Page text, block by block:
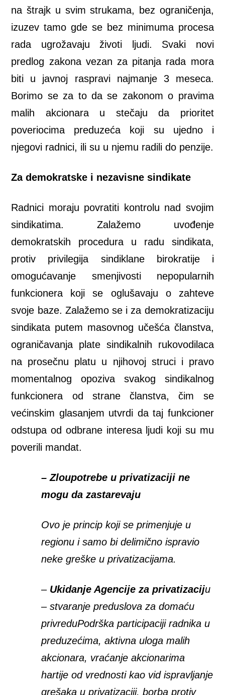
na štrajk u svim strukama, bez ograničenja,
izuzev tamo gde se bez minimuma procesa
rada ugrožavaju životi ljudi. Svaki novi
predlog zakona vezan za pitanja rada mora
biti u javnoj raspravi najmanje 3 meseca.
Borimo se za to da se zakonom o pravima
malih akcionara u stečaju da prioritet
poveriocima preduzeća koji su ujedno i
njegovi radnici, ili su u njemu radili do penzije.
Za demokratske i nezavisne sindikate
Radnici moraju povratiti kontrolu nad svojim
sindikatima. Zalažemo uvođenje
demokratskih procedura u radu sindikata,
protiv privilegija sindiklane birokratije i
omogućavanje smenjivosti nepopularnih
funkcionera koji se oglušavaju o zahteve
svoje baze. Zalažemo se i za demokratizaciju
sindikata putem masovnog učešća članstva,
ograničavanja plate sindikalnih rukovodilaca
na prosečnu platu u njihovoj struci i pravo
momentalnog opoziva svakog sindikalnog
funkcionera od strane članstva, čim se
većinskim glasanjem utvrdi da taj funkcioner
odstupa od odbrane interesa ljudi koji su mu
poverili mandat.
– Zloupotrebe u privatizaciji ne
mogu da zastarevaju
Ovo je princip koji se primenjuje u
regionu i samo bi delimično ispravio
neke greške u privatizacijama.
–Ukidanje Agencije za privatizaciju
– stvaranje preduslova za domaću
privreduPodrška participaciji radnika u
preduzećima, aktivna uloga malih
akcionara, vraćanje akcionarima
hartije od vrednosti kao vid ispravljanje
grešaka u privatizaciji, borba protiv